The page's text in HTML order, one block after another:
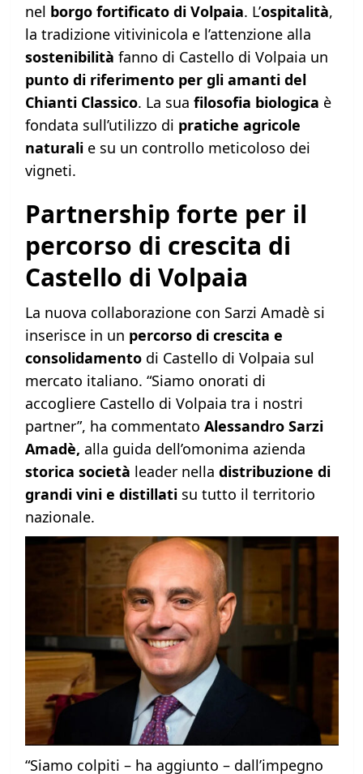
nel borgo fortificato di Volpaia. L’ospitalità,
la tradizione vitivinicola e l’attenzione alla
sostenibilità fanno di Castello di Volpaia un
punto di riferimento per gli amanti del
Chianti Classico. La sua filosofia biologica è
fondata sull’utilizzo di pratiche agricole
naturalie su un controllo meticoloso dei
vigneti.
Partnership forte per il
percorso di crescita di
Castello di Volpaia
La nuova collaborazione con Sarzi Amadè si
inserisce in un percorso di crescita e
consolidamentodi Castello di Volpaia sul
mercato italiano. “Siamo onorati di
accogliere Castello di Volpaia tra i nostri
partner”, ha commentato Alessandro Sarzi
Amadè, alla guida dell’omonima azienda
storica società leader nella distribuzione di
grandi vini e distillatisu tutto il territorio
nazionale.
“Siamo colpiti – ha aggiunto – dall’impegno